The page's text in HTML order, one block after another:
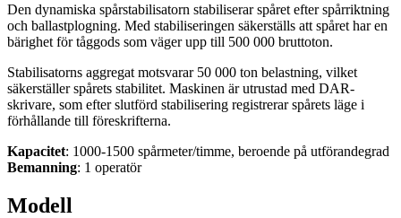
Den dynamiska spårstabilisatorn stabiliserar spåret efter spårriktning
och ballastplogning. Med stabiliseringen säkerställs att spåret har en
bärighet för tåggods som väger upp till 500 000 bruttoton.
Stabilisatorns aggregat motsvarar 50 000 ton belastning, vilket
säkerställer spårets stabilitet. Maskinen är utrustad med DAR-
skrivare, som efter slutförd stabilisering registrerar spårets läge i
förhållande till föreskrifterna.
Kapacitet: 1000-1500 spårmeter/timme, beroende på utförandegrad
Bemanning: 1 operatör
Modell